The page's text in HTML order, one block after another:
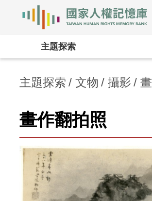
主題探索
主題探索 文物 攝影
畫作翻拍照